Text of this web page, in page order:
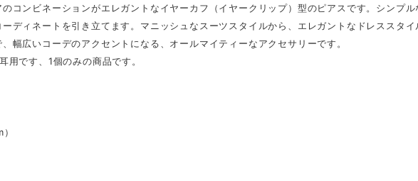
コンビネーションがエレガントなイヤーカフ（イヤークリップ）型のピアスです。シンプル
ディネートを引き立てます。マニッシュなスーツスタイルから、エレガントなドレススタイ
幅広いコーデのアクセントになる、オールマイティーなアクセサリーです。
用です、1個のみの商品です。